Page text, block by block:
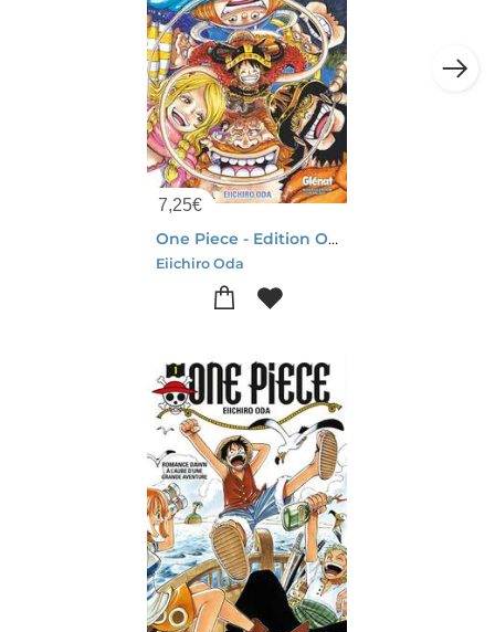
7,25€
One Piece - Edition Originale Tome 112 : Haley
Eiichiro Oda